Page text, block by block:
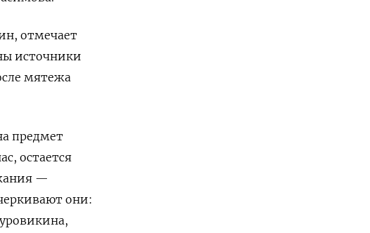
отмечает
источники
мятежа
предмет
остается
—
они: